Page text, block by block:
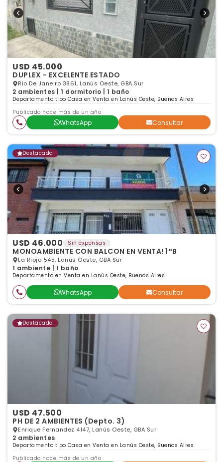
USD 45.000
DUPLEX - EXCELENTE ESTADO
Rio De Janeiro 3861, Lanús Oeste, GBA Sur
2 ambientes | 1 dormitorio | 1 baño
Departamento tipo Casa en Venta en Lanús Oeste, Buenos Aires
Publicado hace más de un año
WhatsApp Consultar
Destacada
USD 46.000 Sin expensas
MONOAMBIENTE CON BALCON EN VENTA! 1°B
La Rioja 545, Lanús Oeste, GBA Sur
1 ambiente | 1 baño
Departamento en Venta en Lanús Oeste, Buenos Aires
WhatsApp Consultar
Destacada
USD 47.500
PH DE 2 AMBIENTES (Depto. 3)
Enrique Fernandez 4147, Lanús Oeste, GBA Sur
2 ambientes
Departamento tipo Casa en Venta en Lanús Oeste, Buenos Aires
Publicado hace más de un año